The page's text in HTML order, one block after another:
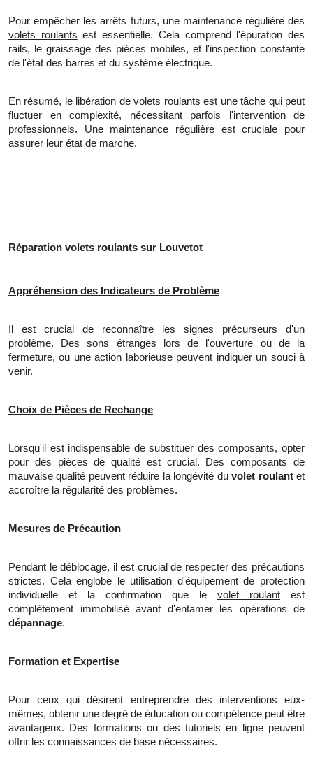
Pour empêcher les arrêts futurs, une maintenance régulière des
volets roulants est essentielle. Cela comprend l'épuration des
rails, le graissage des pièces mobiles, et l'inspection constante
de l'état des barres et du système électrique.
En résumé, le libération de volets roulants est une tâche qui peut
fluctuer en complexité, nécessitant parfois l'intervention de
professionnels. Une maintenance régulière est cruciale pour
assurer leur état de marche.
Réparation volets roulants sur Louvetot
Appréhension des Indicateurs de Problème
Il est crucial de reconnaître les signes précurseurs d'un
problème. Des sons étranges lors de l'ouverture ou de la
fermeture, ou une action laborieuse peuvent indiquer un souci à
venir.
Choix de Pièces de Rechange
Lorsqu'il est indispensable de substituer des composants, opter
pour des pièces de qualité est crucial. Des composants de
mauvaise qualité peuvent réduire la longévité duvolet roulantet
accroître la régularité des problèmes.
Mesures de Précaution
Pendant le déblocage, il est crucial de respecter des précautions
strictes. Cela englobe le utilisation d'équipement de protection
individuelle et la confirmation que le volet roulant est
complètement immobilisé avant d'entamer les opérations de
dépannage.
Formation et Expertise
Pour ceux qui désirent entreprendre des interventions eux-
mêmes, obtenir une degré de éducation ou compétence peut être
avantageux. Des formations ou des tutoriels en ligne peuvent
offrir les connaissances de base nécessaires.